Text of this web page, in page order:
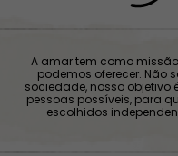
A amar tem como
podemos oferecer. Não
sociedade, nosso objetivo
pessoas possíveis, para
escolhidos